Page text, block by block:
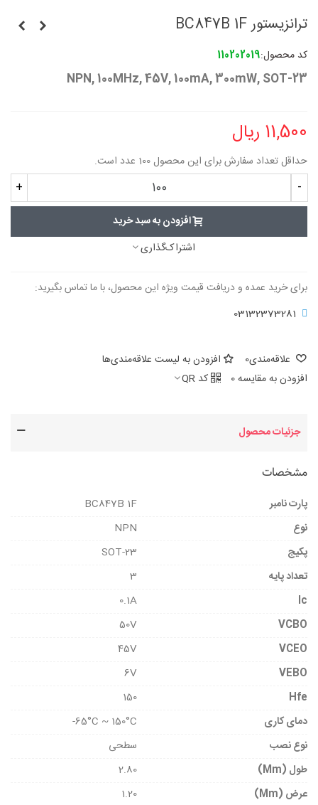
ترانزیستور BC847B 1F
کد محصول:110202019
NPN, 100MHz, 45V, 100mA, 300mW, SOT-23
11,500 ریال
حداقل تعداد سفارش برای این محصول 100 عدد است.
-
+
افزودن به سبد خرید
اشتراک‌گذاری
برای خرید عمده و دریافت قیمت ویژه این محصول، با ما تماس بگیرید:
03132373281
علاقه‌مندی0
افزودن به لیست علاقه‌مندی‌ها
افزودن به مقایسه0 کد QR
جزئیات محصول
مشخصات
پارت نامبر
BC847B 1F
نوع
NPN
پکیج
SOT-23
تعداد پایه
3
Ic
0.1A
VCBO
50V
VCEO
45V
VEBO
6V
Hfe
150
دمای کاری
65°C ~ 150°C-
نوع نصب
سطحی
طول (mm)
2.80
عرض (mm)
1.20